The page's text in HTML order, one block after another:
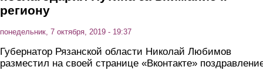
региону
понедельник, 7 октября, 2019 - 19:37
Губернатор Рязанской области Николай Любимов
разместил на своей странице «Вконтакте»